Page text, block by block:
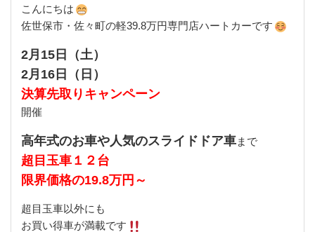
こんにちは
佐世保市・佐々町の軽39.8万円専門店ハートカーです
2月15日（土）
2月16日（日）
決算先取りキャンペーン
開催
高年式のお車や人気のスライドドア車まで
超目玉車１２台
限界価格の19.8万円～
超目玉車以外にも
お買い得車が満載です